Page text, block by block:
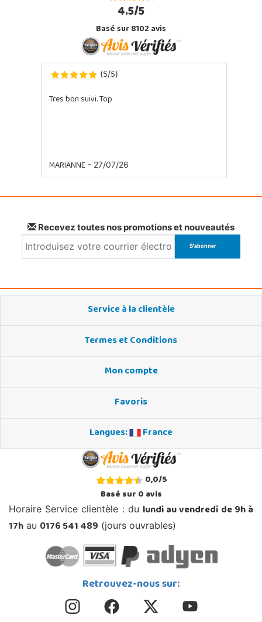
4.5/5
Basé sur 8102 avis
(5/5)
Tres bon suivi. Top
MARIANNE- 27/07/26
Recevez toutes nos promotions et nouveautés
Service à la clientèle
Termes et Conditions
Mon compte
Favoris
Langues:
France
0,0/5
Basé sur0avis
Horaire Service clientèle : du lundi au vendredi de 9h à
17h au 0176 541 489 (jours ouvrables)
Retrouvez-nous sur: